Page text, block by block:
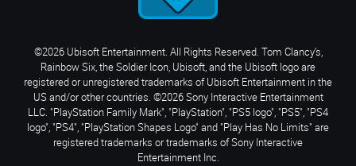
©2026 Ubisoft Entertainment. All Rights Reserved. Tom Clancy’s,
Rainbow Six, the Soldier Icon, Ubisoft, and the Ubisoft logo are
registered or unregistered trademarks of Ubisoft Entertainment in the
US and/or other countries. ©2026 Sony Interactive Entertainment
LLC. "PlayStation Family Mark", "PlayStation", "PS5 logo", "PS5", "PS4
logo", "PS4", "PlayStation Shapes Logo" and "Play Has No Limits" are
registered trademarks or trademarks of Sony Interactive
Entertainment Inc.